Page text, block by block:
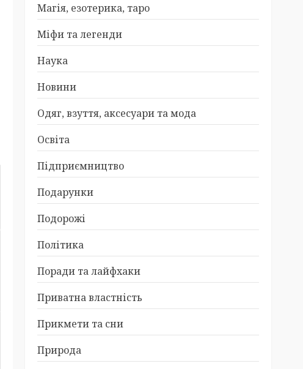
Магія, езотерика, таро
Міфи та легенди
Наука
Новини
Одяг, взуття, аксесуари та мода
Освіта
Підприємництво
Подарунки
Подорожі
Політика
Поради та лайфхаки
Приватна властність
Прикмети та сни
Природа